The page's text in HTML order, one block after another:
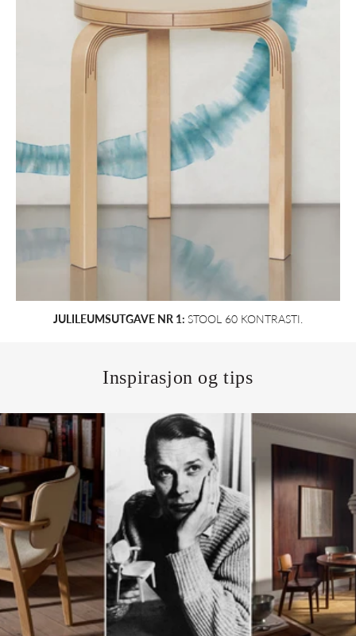
JULILEUMSUTGAVE NR 1: STOOL 60 KONTRASTI.
Inspirasjon og tips